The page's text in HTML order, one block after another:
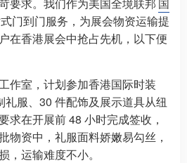
门到门服务，为展会物资运输提
在香港展会中抢占先机，以下便
作室，计划参加香港国际时装
礼服、30 件配饰及展示道具从纽
求在开展前 48 小时完成签收，
物资中，礼服面料娇嫩易勾丝，
，运输难度不小。